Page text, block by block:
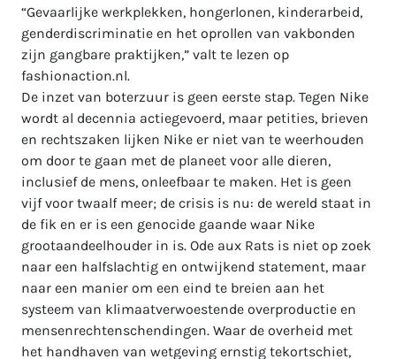
“Gevaarlijke werkplekken, hongerlonen, kinderarbeid,
genderdiscriminatie en het oprollen van vakbonden
zijn gangbare praktijken,” valt te lezen op
fashionaction.nl.
De inzet van boterzuur is geen eerste stap. Tegen Nike
wordt al decennia actiegevoerd, maar petities, brieven
en rechtszaken lijken Nike er niet van te weerhouden
om door te gaan met de planeet voor alle dieren,
inclusief de mens, onleefbaar te maken. Het is geen
vijf voor twaalf meer; de crisis is nu: de wereld staat in
de fik en er is een genocide gaande waar Nike
grootaandeelhouder in is. Ode aux Rats is niet op zoek
naar een halfslachtig en ontwijkend statement, maar
naar een manier om een eind te breien aan het
systeem van klimaatverwoestende overproductie en
mensenrechtenschendingen. Waar de overheid met
het handhaven van wetgeving ernstig tekortschiet,